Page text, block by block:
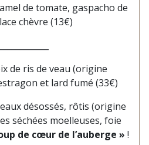
de tomate, gaspacho de
chèvre (13€)
de ris de veau (origine
et lard fumé (33€)
désossés, rôtis (origine
séchées moelleuses, foie
de cœur de l’auberge » !